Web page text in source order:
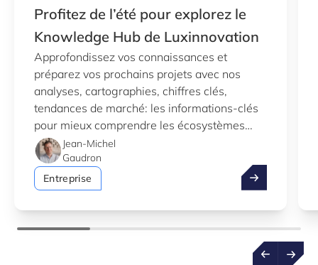
Profitez de l’été pour explorez le
Knowledge Hub de Luxinnovation
Approfondissez vos connaissances et
préparez vos prochains projets avec nos
analyses, cartographies, chiffres clés,
tendances de marché: les informations-clés
pour mieux comprendre les écosystèmes
d’innovation au Luxembourg.
Jean-Michel
Gaudron
Entreprise
Profitez de